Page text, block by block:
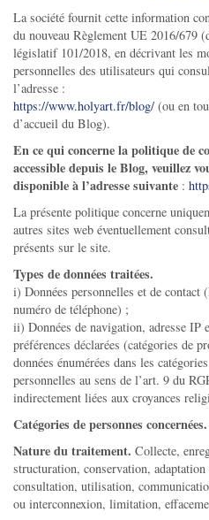
La société fournit cette information
du nouveau Règlement UE 2016/679
législatif 101/2018, en décrivant les
personnelles des utilisateurs qui
l’adresse :
https://www.holyart.fr/blog/ (ou en
d’accueil du Blog).
En ce qui concerne la politique de
accessible depuis le Blog, veuillez
disponible à l’adresse suivante :
La présente politique concerne
autres sites web éventuellement
présents sur le site.
Types de données traitées.
i) Données personnelles et de contact
numéro de téléphone) ;
ii) Données de navigation, adresse IP
préférences déclarées (catégories de
données énumérées dans les
personnelles au sens de l’art. 9 du
indirectement liées aux croyances
Catégories de personnes concernées.
Nature du traitement. Collecte,
structuration, conservation,
consultation, utilisation,
ou interconnexion, limitation,